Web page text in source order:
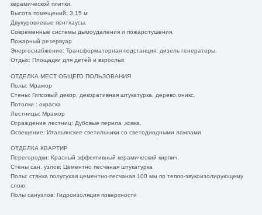
керамической плитки.
Высота помещений: 3,15 м
Двухуровневые пентхаусы.
Современные системы дымоудаления и пожаротушения.
Пожарный резервуар
Энергоснабжение: Трансформаторная подстанция, дизель генераторы.
Отдых: Площадки для детей и взрослых
ОТДЕЛКА МЕСТ ОБЩЕГО ПОЛЬЗОВАНИЯ
Полы: Мрамор
Стены: Гипсовый декор, декоративная штукатурка, дерево,оникс.
Потолки : окраска
Лестницы: Мрамор
Ограждение лестниц: Дубовые перила ,ковка.
Освещение: Итальянские светильники со светодиодными лампами
ОТДЕЛКА КВАРТИР
Перегородки: Красный эффективный керамический кирпич.
Стены сан. узлов: Цементно песчаная штукатурка
Полы: стяжка полусухая цементно-песчаная 100 мм по тепло-звукоизолирующему
слою.
Полы санузлов: Гидроизоляция поверхности